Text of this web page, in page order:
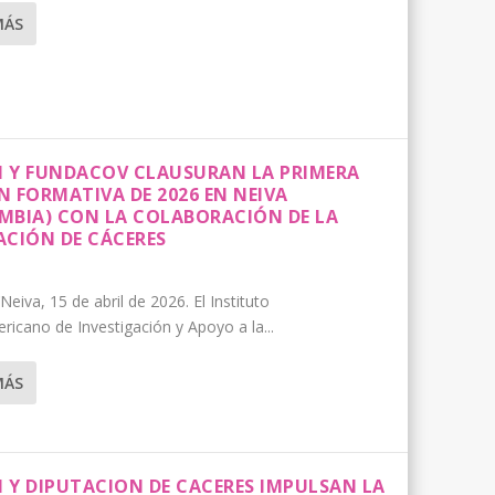
LA DISCAPACIDAD EN EL ENTORNO
HUMANOS GREGORIO PECES BARBA
DISCAPACIDAD Y COOPERACIÓN EN
EN EL SEMINARIO
COOPERACIÓN, INVESTIGACIÓN Y
Y FUNDACOV CLAUSURAN LA PRIMERA
FORMATIVA DE 2026 EN NEIVA
CON LA COLABORACIÓN DE LA
DE CÁCERES
15 de abril de 2026. El Instituto
de Investigación y Apoyo a la...
Y DIPUTACION DE CACERES IMPULSAN LA